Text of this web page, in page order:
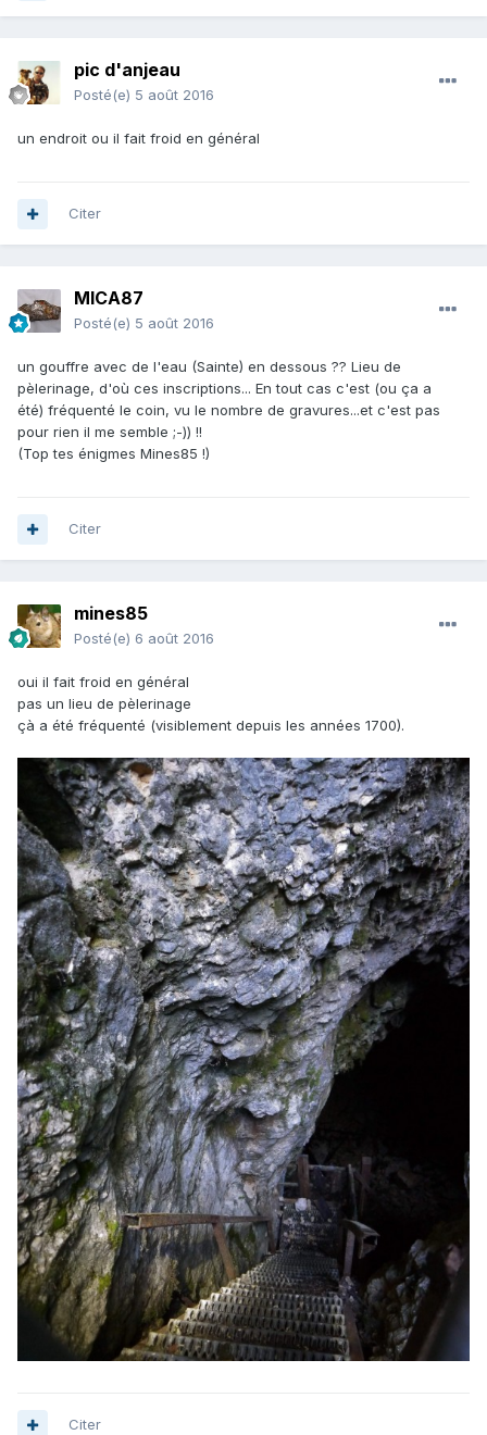
pic d'anjeau
Posté(e) 5 août 2016
un endroit ou il fait froid en général
Citer
MICA87
Posté(e) 5 août 2016
un gouffre avec de l'eau (Sainte) en dessous ?? Lieu de
pèlerinage, d'où ces inscriptions... En tout cas c'est (ou ça a
été) fréquenté le coin, vu le nombre de gravures...et c'est pas
pour rien il me semble ;-)) !!
(Top tes énigmes Mines85 !)
Citer
mines85
Posté(e) 6 août 2016
oui il fait froid en général
pas un lieu de pèlerinage
çà a été fréquenté (visiblement depuis les années 1700).
Citer